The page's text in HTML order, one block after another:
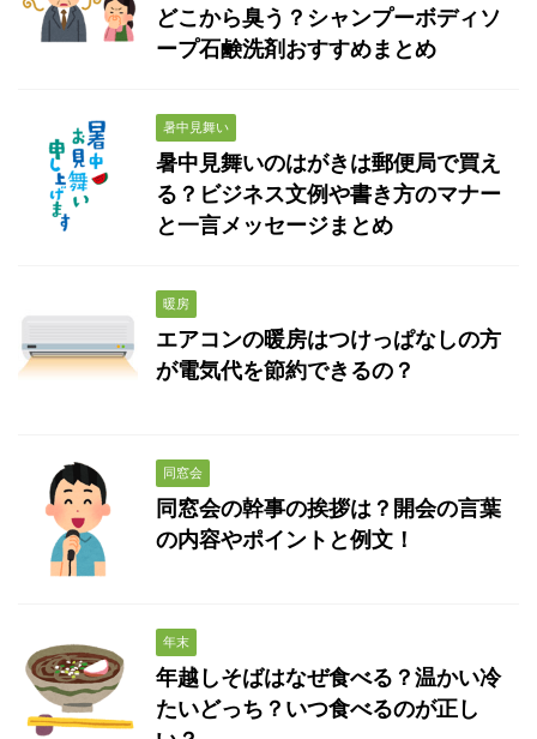
どこから臭う？シャンプーボディソ
ープ石鹸洗剤おすすめまとめ
暑中見舞い
暑中見舞いのはがきは郵便局で買え
る？ビジネス文例や書き方のマナー
と一言メッセージまとめ
暖房
エアコンの暖房はつけっぱなしの方
が電気代を節約できるの？
同窓会
同窓会の幹事の挨拶は？開会の言葉
の内容やポイントと例文！
年末
年越しそばはなぜ食べる？温かい冷
たいどっち？いつ食べるのが正し